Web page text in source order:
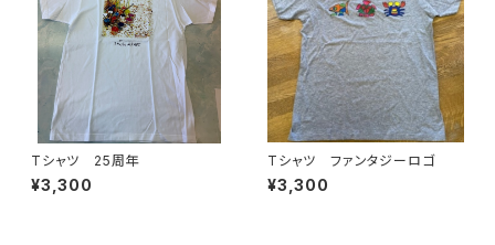
Tシャツ 25周年
¥3,300
Tシャツ ファンタジーロゴ
¥3,300